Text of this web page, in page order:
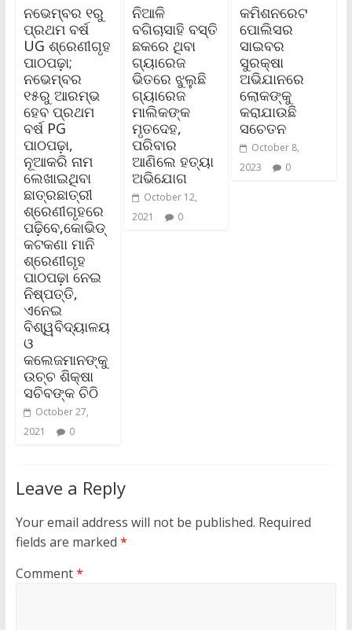
ନଭେମ୍ବର ୧ରୁ
ପ୍ରଥମ ବର୍ଷ
UG ଶ୍ରେଣୀଗୃହ
ପାଠପଢ଼ା;
ନଭେମ୍ବର
୧୫ରୁ ଆରମ୍ଭ
ହେବ ପ୍ରଥମ
ବର୍ଷ PG
ପାଠପଢ଼ା,
ନୂଆକରି ନାମ
ଲେଖାଇଥିବା
ଛାତ୍ରଛାତ୍ରୀ
ଶ୍ରେଣୀଗୃହରେ
ପଢ଼ିବେ,କୋଭିଡ୍
କଟକଣା ମାନି
ଶ୍ରେଣୀଗୃହ
ପାଠପଢ଼ା ନେଇ
ନିଷ୍ପତ୍ତି,
ଏନେଇ
ବିଶ୍ୱବିଦ୍ୟାଳୟ
ଓ
କଲେଜମାନଙ୍କୁ
ଉଚ୍ଚ ଶିକ୍ଷା
ସଚିବଙ୍କ ଚିଠି
October 27,
2021
0
ନିଆଳି
ବଗିଚାସାହି ବସ୍ତି
ଛକରେ ଥିବା
ଗ୍ୟାରେଜ
ଭିତରେ ଝୁଲୁଛି
ଗ୍ୟାରେଜ
ମାଲିକଙ୍କ
ମୃତଦେହ,
ପରିବାର
ଆଣିଲେ ହତ୍ୟା
ଅଭିଯୋଗ
October 12,
2021
0
କମିଶନରେଟ
ପୋଲିସର
ସାଇବର
ସୁରକ୍ଷା
ଅଭିଯାନରେ
ଲୋକଙ୍କୁ
କରାଯାଉଛି
ସଚେତନ
October 8,
2023
0
Leave a Reply
Your email address will not be published. Required
fields are marked *
Comment*